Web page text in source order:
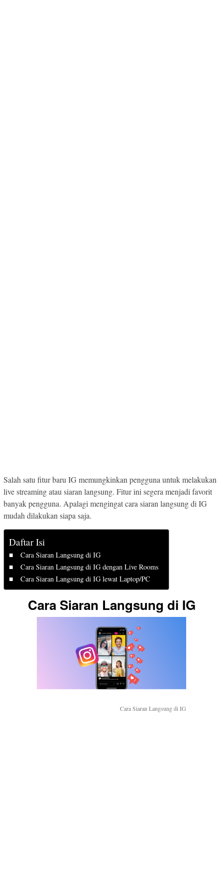
Salah satu fitur baru IG memungkinkan pengguna untuk melakukan
live streaming atau siaran langsung. Fitur ini segera menjadi favorit
banyak pengguna. Apalagi mengingat cara siaran langsung di IG
mudah dilakukan siapa saja.
Daftar Isi
Cara Siaran Langsung di IG
Cara Siaran Langsung di IG dengan Live Rooms
Cara Siaran Langsung di IG lewat Laptop/PC
Cara Siaran Langsung di IG
Cara Siaran Langsung di IG